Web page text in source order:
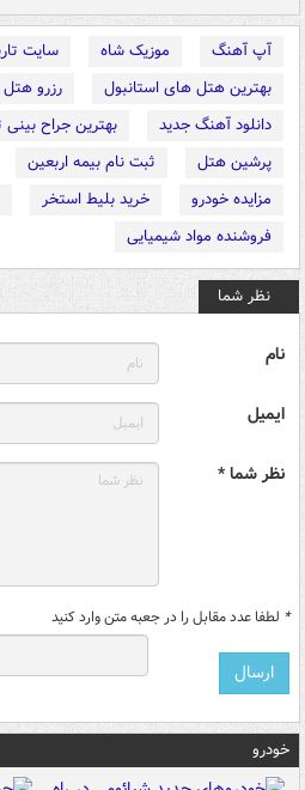
آپ آهنگ موزیک شاه
سایت
بهترین هتل های استانبول
رزرو هتل
دانلود آهنگ جدید
بهترین جراح
پرشین هتل
ثبت نام بیمه اربعین
مزایده خودرو
خرید بلیط استخر
فروشنده مواد شیمیایی
نظر شما
نام
ایمیل
نظر شما *
* لطفا عدد مقابل را در جعبه متن وارد کنید
خودرو